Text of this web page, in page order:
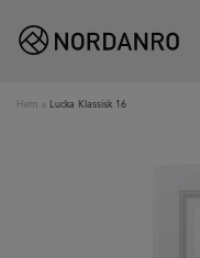
Hem » Lucka Klassisk 16